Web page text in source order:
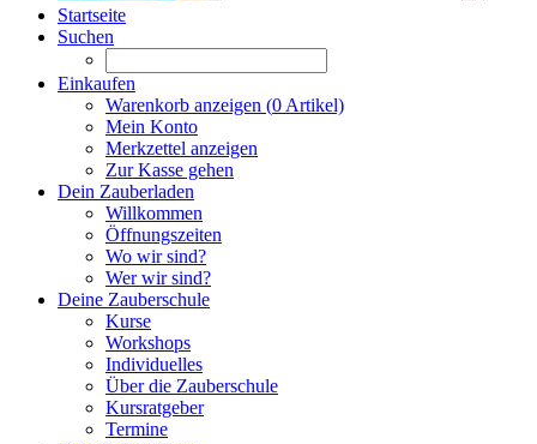
Startseite
Suchen
Einkaufen
Warenkorb anzeigen (0 Artikel)
Mein Konto
Merkzettel anzeigen
Zur Kasse gehen
Dein Zauberladen
Willkommen
Öffnungszeiten
Wo wir sind?
Wer wir sind?
Deine Zauberschule
Kurse
Workshops
Individuelles
Über die Zauberschule
Kursratgeber
Termine